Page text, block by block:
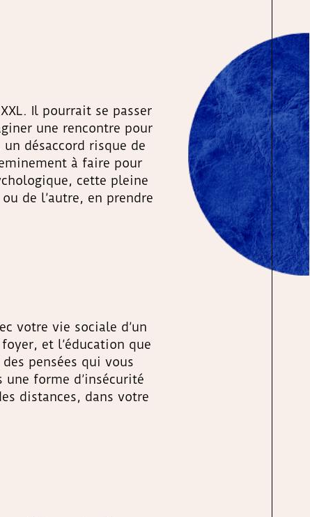
Il pourrait se passer
une rencontre pour
désaccord risque de
à faire pour
cette pleine
de l’autre, en prendre
votre vie sociale d’un
et l’éducation que
pensées qui vous
forme d’insécurité
distances, dans votre